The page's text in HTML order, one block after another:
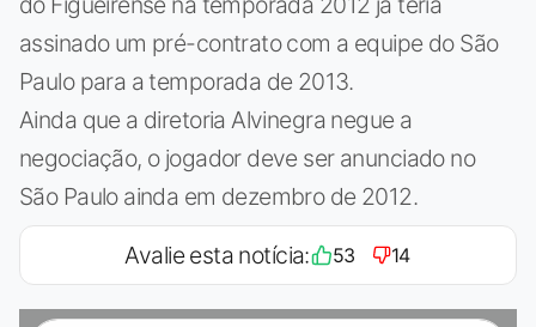
assinado um pré-contrato com a equipe do São
Paulo para a temporada de 2013.
Ainda que a diretoria Alvinegra negue a
negociação, o jogador deve ser anunciado no
São Paulo ainda em dezembro de 2012.
Avalie esta notícia: 53 14